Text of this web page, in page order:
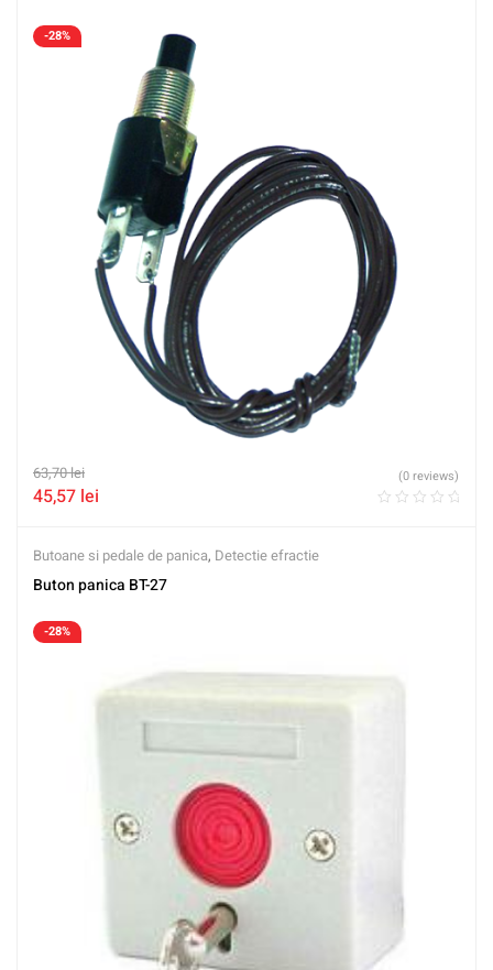
-28%
63,70lei
45,57 lei
(0 reviews)
Butoane si pedale de panica, Detectie efractie
Buton panica BT-27
-28%